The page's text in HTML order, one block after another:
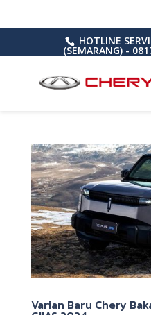
HOTLINE
(SEMARANG) -
Varian Baru Chery